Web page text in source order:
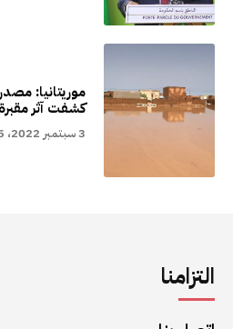
موريتانيا:
كشفت آثر
3 سبتمبر 2022، 15:35 مساءً
التزامنا